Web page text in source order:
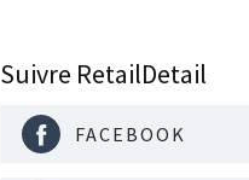
Suivre RetailDetail
FACEBOOK